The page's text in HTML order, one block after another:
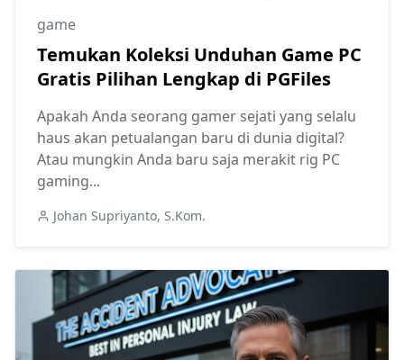
game
Temukan Koleksi Unduhan Game PC
Gratis Pilihan Lengkap di PGFiles
Apakah Anda seorang gamer sejati yang selalu
haus akan petualangan baru di dunia digital?
Atau mungkin Anda baru saja merakit rig PC
gaming...
Johan Supriyanto, S.Kom.